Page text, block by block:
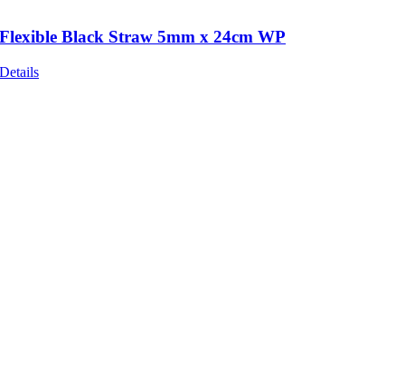
Flexible Black Straw 5mm x 24cm WP
Details